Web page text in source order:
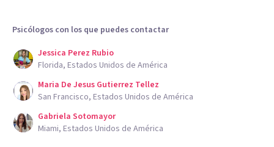
Psicólogos con los que puedes contactar
Jessica Perez Rubio
Florida, Estados Unidos de América
Maria De Jesus Gutierrez Tellez
San Francisco, Estados Unidos de América
Gabriela Sotomayor
Miami, Estados Unidos de América